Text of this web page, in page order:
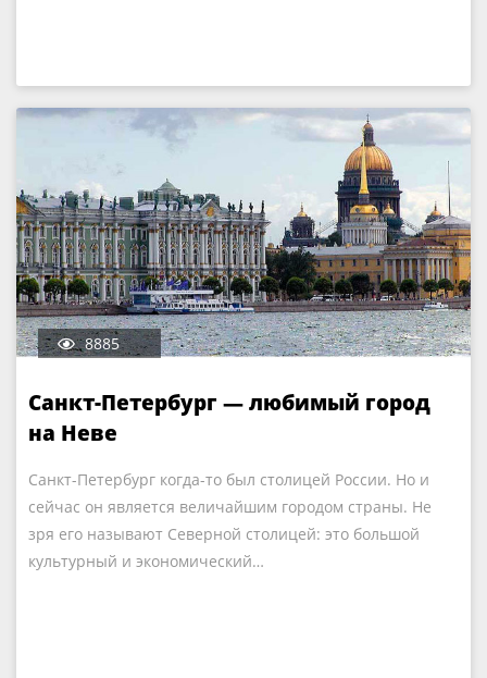
8885
Санкт-Петербург — любимый город
на Неве
Санкт-Петербург когда-то был столицей России. Но и
сейчас он является величайшим городом страны. Не
зря его называют Северной столицей: это большой
культурный и экономический…